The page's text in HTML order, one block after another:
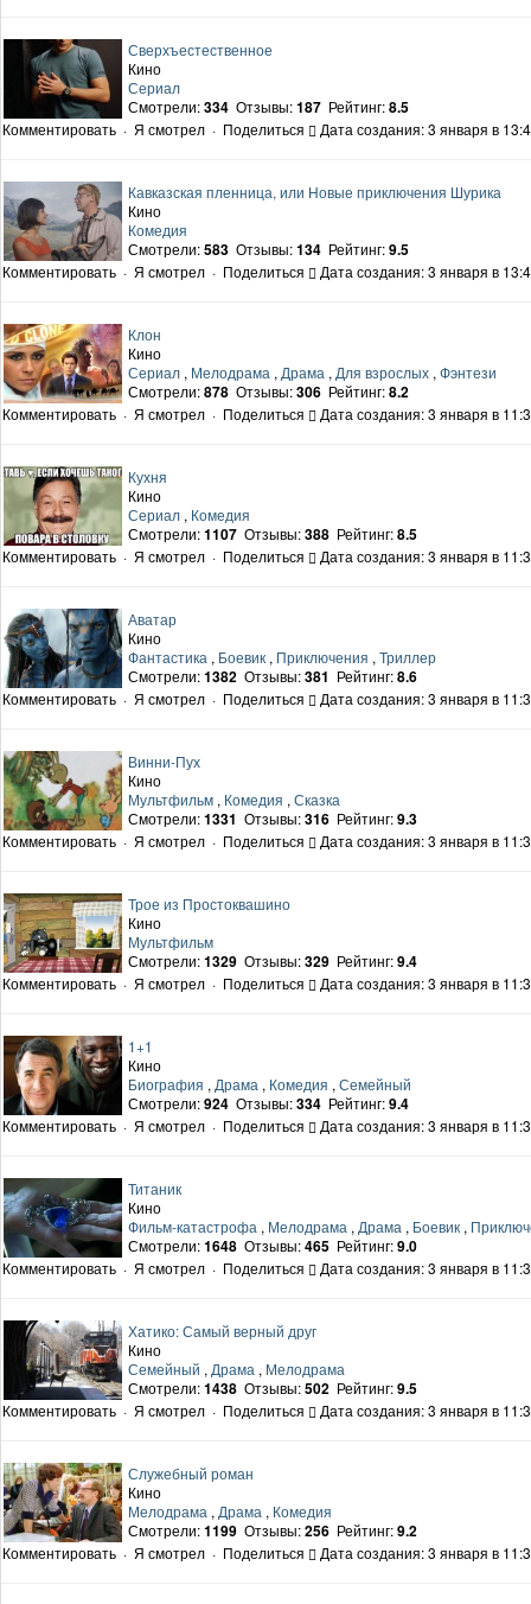
Сверхъестественное
Кино
Сериал
Смотрели:334 Отзывы:187 Рейтинг:8.5
Комментировать · Я смотрел · Поделиться Дата создания: 3 января в
Кавказская пленница, или Новые приключения Шурика
Кино
Комедия
Смотрели:583 Отзывы:134 Рейтинг:9.5
Комментировать · Я смотрел · Поделиться Дата создания: 3 января в
Клон
Кино
Сериал , Мелодрама , Драма , Для взрослых , Фэнтези
Смотрели:878 Отзывы:306 Рейтинг:8.2
Комментировать · Я смотрел · Поделиться Дата создания: 3 января в
Кухня
Кино
Сериал , Комедия
Смотрели:1107 Отзывы:388 Рейтинг:8.5
Комментировать · Я смотрел · Поделиться Дата создания: 3 января в
Аватар
Кино
Фантастика , Боевик , Приключения , Триллер
Смотрели:1382 Отзывы:381 Рейтинг:8.6
Комментировать · Я смотрел · Поделиться Дата создания: 3 января в
Винни-Пух
Кино
Мультфильм , Комедия , Сказка
Смотрели:1331 Отзывы:316 Рейтинг:9.3
Комментировать · Я смотрел · Поделиться Дата создания: 3 января в
Трое из Простоквашино
Кино
Мультфильм
Смотрели:1329 Отзывы:329 Рейтинг:9.4
Комментировать · Я смотрел · Поделиться Дата создания: 3 января в
1+1
Кино
Биография , Драма , Комедия , Семейный
Смотрели:924 Отзывы:334 Рейтинг:9.4
Комментировать · Я смотрел · Поделиться Дата создания: 3 января в
Титаник
Кино
Фильм-катастрофа , Мелодрама , Драма , Боевик ,
Смотрели:1648 Отзывы:465 Рейтинг:9.0
Комментировать · Я смотрел · Поделиться Дата создания: 3 января в
Хатико: Самый верный друг
Кино
Семейный , Драма , Мелодрама
Смотрели:1438 Отзывы:502 Рейтинг:9.5
Комментировать · Я смотрел · Поделиться Дата создания: 3 января в
Служебный роман
Кино
Мелодрама , Драма , Комедия
Смотрели:1199 Отзывы:256 Рейтинг:9.2
Комментировать · Я смотрел · Поделиться Дата создания: 3 января в